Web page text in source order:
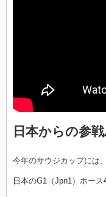
日本からの参
今年のサウジカップには、
日本のG1（Jpn1）ホース